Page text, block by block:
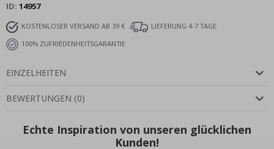
ID 14957
KOSTENLOSER VERSAND AB 39 €
LIEFERUNG 4-7 TAGE
100% ZUFRIEDENHEITSGARANTIE
EINZELHEITEN
BEWERTUNGEN (0)
Echte Inspiration von unseren glücklichen
Kunden!